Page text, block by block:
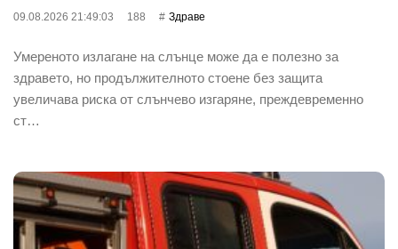
09.08.2026 21:49:03 188 Здраве
Умереното излагане на слънце може да е полезно за
здравето, но продължителното стоене без защита
увеличава риска от слънчево изгаряне, преждевременно
ст…